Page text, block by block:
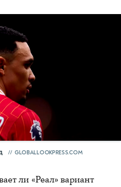
GLOBALLOOKPRESS.COM
ли «Реал» вариант